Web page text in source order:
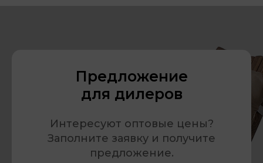
Предложение
для дилеров
Интересуют оптовые цены?
Заполните заявку и получите
предложение.